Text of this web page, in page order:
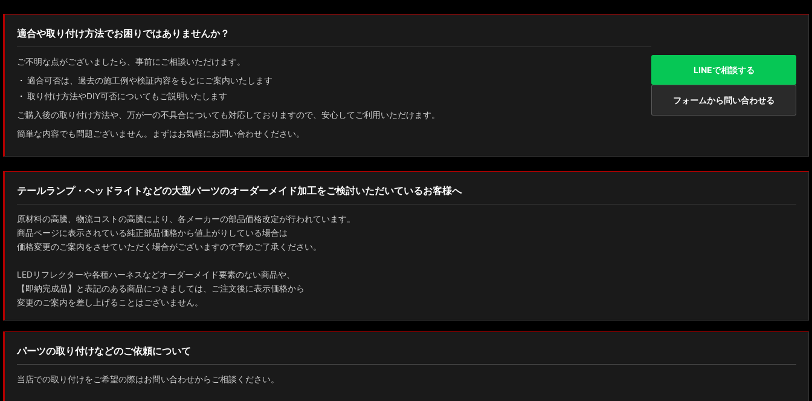
適合や取り付け方法でお困りではありませんか？
ご不明な点がございましたら、事前にご相談いただけます。
適合可否は、過去の施工例や検証内容をもとにご案内いたします
取り付け方法やDIY可否についてもご説明いたします
ご購入後の取り付け方法や、万が一の不具合についても対応しておりますので、安心してご利用いただけます。
簡単な内容でも問題ございません。まずはお気軽にお問い合わせください。
LINEで相談する
フォームから問い合わせる
テールランプ・ヘッドライトなどの大型パーツのオーダーメイド加工をご検討いただいているお客様へ
原材料の高騰、物流コストの高騰により、各メーカーの部品価格改定が行われています。
商品ページに表示されている純正部品価格から値上がりしている場合は
価格変更のご案内をさせていただく場合がございますので予めご了承ください。
LEDリフレクターや各種ハーネスなどオーダーメイド要素のない商品や、
【即納完成品】と表記のある商品につきましては、ご注文後に表示価格から
変更のご案内を差し上げることはございません。
パーツの取り付けなどのご依頼について
当店での取り付けをご希望の際はお問い合わせからご相談ください。